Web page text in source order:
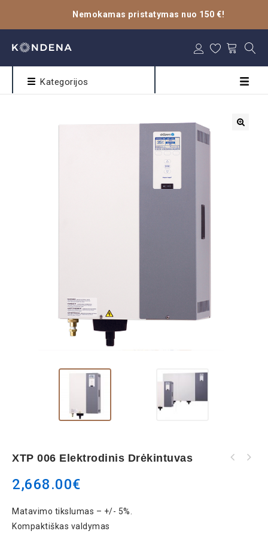
Nemokamas pristatymas nuo 150 €!
Kategorijos
XTP 006 Elektrodinis Drėkintuvas
2,668.00€
Matavimo tikslumas – +/- 5%.
Kompaktiškas valdymas